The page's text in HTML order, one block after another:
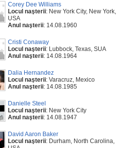
Corey Dee Williams
Locul naşterii: New York City, New York,
USA
Anul naşterii: 14.08.1960
Cristi Conaway
Locul naşterii: Lubbock, Texas, SUA
Anul naşterii: 14.08.1964
Dalia Hernandez
Locul naşterii: Varacruz, Mexico
Anul naşterii: 14.08.1985
Danielle Steel
Locul naşterii: New York City
Anul naşterii: 14.08.1947
David Aaron Baker
Locul naşterii: Durham, North Carolina,